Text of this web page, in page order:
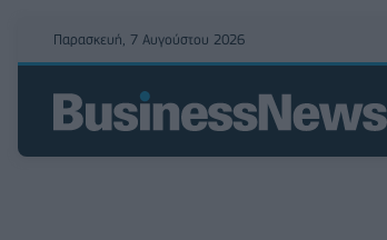
Παρασκευή, 7 Αυγούστου 2026